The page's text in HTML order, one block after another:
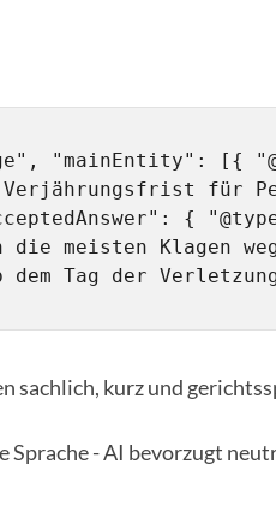
"mainEntity": [{
für
{
meisten Klagen
dem Tag der
sachlich, kurz und
Sprache - AI bevorzugt